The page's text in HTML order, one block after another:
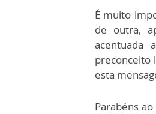
É muito
de outra,
acentuada
preconceito
esta
Parabéns